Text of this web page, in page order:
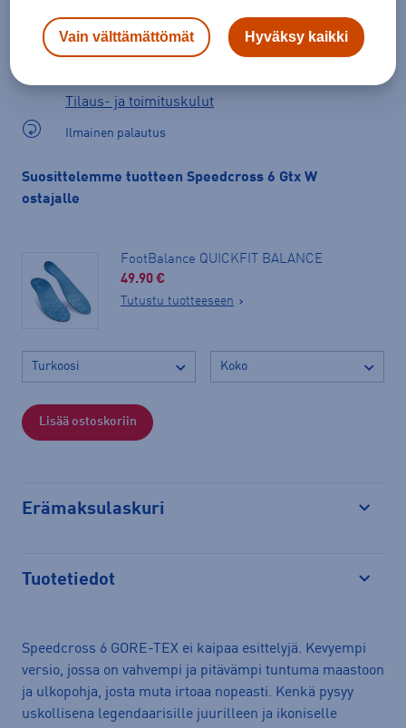
Valitse koko nähdäksesi myymäläsaatavuuden.
Tilaus- ja toimituskulut
Ilmainen palautus
Suosittelemme tuotteen Speedcross 6 Gtx W
ostajalle
FootBalance QUICKFIT BALANCE
49.90 €
Tutustu tuotteeseen
Lisää ostoskoriin
Erämaksulaskuri
Tuotetiedot
Speedcross 6 GORE-TEX ei kaipaa esittelyjä. Kevyempi
versio, jossa on vahvempi ja pitävämpi tuntuma maastoon
ja ulkopohja, josta muta irtoaa nopeasti. Kenkä pysyy
uskollisena legendaarisille juurilleen ja ikoniselle
Vain välttämättömät Hyväksy kaikki